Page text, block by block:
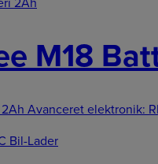
M18
Avanceret elektronik: